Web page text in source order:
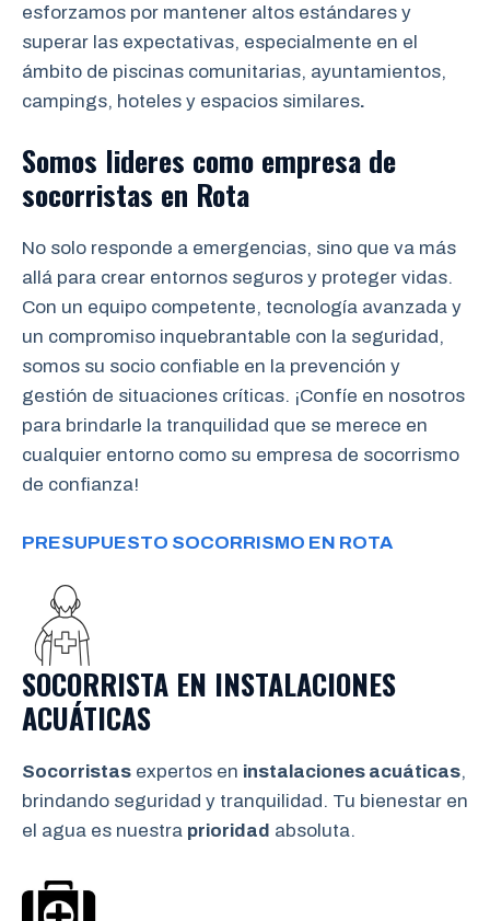
esforzamos por mantener altos estándares y
superar las expectativas, especialmente en el
ámbito de piscinas comunitarias, ayuntamientos,
campings, hoteles y espacios similares.
Somos lideres como empresa de
socorristas en Rota
No solo responde a emergencias, sino que va más
allá para crear entornos seguros y proteger vidas.
Con un equipo competente, tecnología avanzada y
un compromiso inquebrantable con la seguridad,
somos su socio confiable en la prevención y
gestión de situaciones críticas. ¡Confíe en nosotros
para brindarle la tranquilidad que se merece en
cualquier entorno como su empresa de socorrismo
de confianza!
PRESUPUESTO SOCORRISMO EN ROTA
SOCORRISTA EN INSTALACIONES
ACUÁTICAS
Socorristas expertos en instalaciones acuáticas,
brindando seguridad y tranquilidad. Tu bienestar en
el agua es nuestra prioridad absoluta.